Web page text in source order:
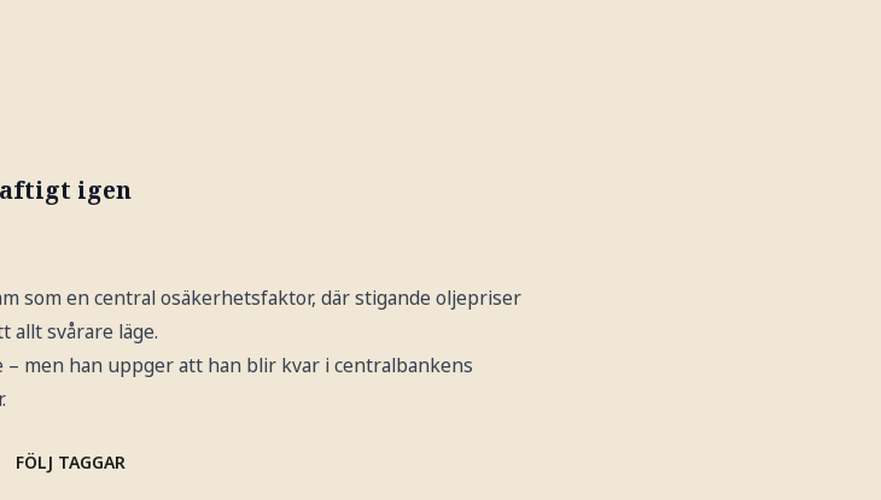
igen
som en central osäkerhetsfaktor, där stigande oljepriser
allt svårare läge.
men han uppger att han blir kvar i centralbankens
FÖLJ TAGGAR